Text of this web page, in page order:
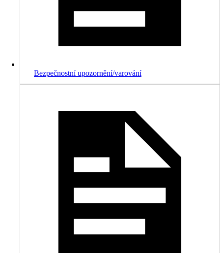
Bezpečnostní upozornění/varování